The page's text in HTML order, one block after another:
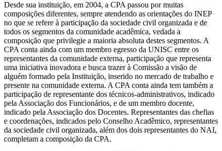
Desde sua instituição, em 2004, a CPA passou por muitas
composições diferentes, sempre atendendo as orientações do INEP
no que se refere à participação da sociedade civil organizada e de
todos os segmentos da comunidade acadêmica, vedada a
composição que privilegie a maioria absoluta destes segmentos. A
CPA conta ainda com um membro egresso da UNISC entre os
representantes da comunidade externa, participação que representa
uma iniciativa inovadora e busca trazer à Comissão a visão de
alguém formado pela Instituição, inserido no mercado de trabalho e
presente na comunidade externa. A CPA conta ainda tem também a
participação de representante dos técnicos-administrativos, indicado
pela Associação dos Funcionários, e de um membro docente,
indicado pela Associação dos Docentes. Representantes das chefias
e coordenações, indicados pelo Conselho Acadêmico, representantes
da sociedade civil organizada, além dos dois representantes do NAI,
completam a composição da CPA.